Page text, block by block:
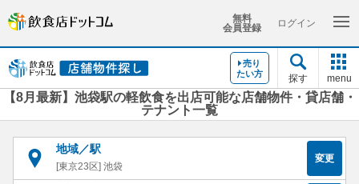
無料
会員登録
ログイン
売り
たい方
探す menu
【8月最新】池袋駅の軽飲食を出店可能な店舗物件・貸店舗・
テナント一覧
地域／駅
[東京23区] 池袋
変更